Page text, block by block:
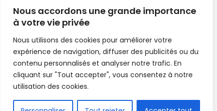
Nous accordons une grande importance
à votre vie privée
Nous utilisons des cookies pour améliorer votre
expérience de navigation, diffuser des publicités ou du
contenu personnalisés et analyser notre trafic. En
cliquant sur "Tout accepter", vous consentez à notre
utilisation des cookies.
A | LSFP | Conakry | Guinée | Sport Guineen | Basket Guineens | Foot
Guineen | Handball Guinee | Match Guinee | Championnat Guinée |
Stade du 28 septembre | Coupe d'Afrique des nations de football |
Equipe de Guinee| Equipe national de Guinée | Senegal Equipe |
Guinée | Le Senegal | Dakar | Coupe de Guinée | Stade du 28
septembre | Foot Club | Sport Guinee | Sport Senegal | Paris Foot |
Sport en direct | Boxe | Sénégal Dakar | La Guinée | Live Sport | RTG |
Guinee en direct | Foot en direct | Foot direct | Eurosports | Football
direct | Vidéo | Télécharger Africasport | Clubs de football guinéens |
FR